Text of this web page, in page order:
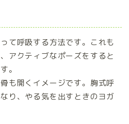
て呼吸する方法です。これも
アクティブなポーズをすると
。
も開くイメージです。胸式呼
り、やる気を出すときのヨガ